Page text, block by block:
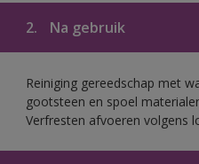
2. Na gebruik
Reiniging gereedschap met
gootsteen en spoel
Verfresten afvoeren volgens